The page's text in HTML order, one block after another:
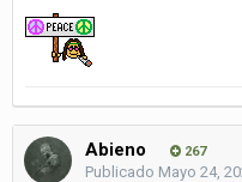
Abieno 267
Publicado Mayo 24,